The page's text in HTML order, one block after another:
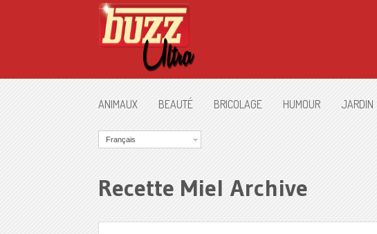
ANIMAUX BEAUTÉ BRICOLAGE HUMOUR JARDIN
Français
Recette Miel Archive